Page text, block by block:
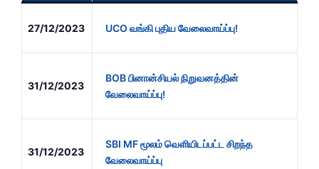
27/12/2023 UCO வங்கி புதிய வேலைவாய்ப்பு!
31/12/2023
BOB பினான்சியல் நிறுவனத்தின்
வேலைவாய்ப்பு!
31/12/2023
SBI MF மூலம் வெளியிடப்பட்ட சிறந்த
வேலைவாய்ப்பு